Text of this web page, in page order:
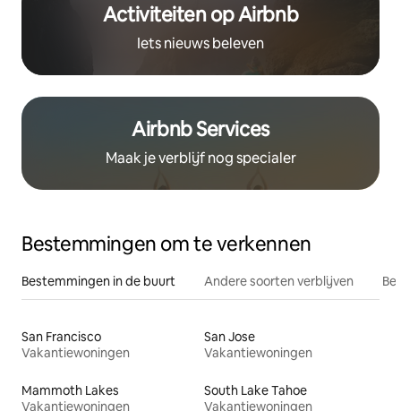
Activiteiten op Airbnb
Iets nieuws beleven
Airbnb Services
Maak je verblijf nog specialer
Bestemmingen om te verkennen
Bestemmingen in de buurt Andere soorten verblijven
San Francisco
Vakantiewoningen
San Jose
Vakantiewoningen
Mammoth Lakes
Vakantiewoningen
South Lake Tahoe
Vakantiewoningen